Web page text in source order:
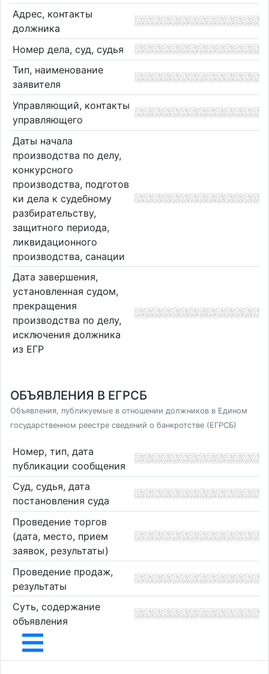
Адрес, контакты
должника
Номер дела, суд, судья
Тип, наименование
заявителя
Управляющий, контакты
управляющего
Даты начала
производства по делу,
конкурсного
производства, подготов
ки дела к судебному
разбирательству,
защитного периода,
ликвидационного
производства, санации
Дата завершения,
установленная судом,
прекращения
производства по делу,
исключения должника
из ЕГР
ОБЪЯВЛЕНИЯ В ЕГРСБ
Объявления, публикуемые в отношении должников в Едином
государственном реестре сведений о банкротстве (ЕГРСБ)
Номер, тип, дата
публикации сообщения
Суд, судья, дата
постановления суда
Проведение торгов
(дата, место, прием
заявок, результаты)
Проведение продаж,
результаты
Суть, содержание
объявления